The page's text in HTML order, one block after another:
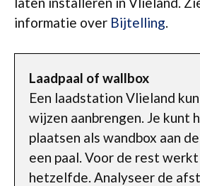
informatie over Bijtelling.
Laadpaal of wallbox
Een laadstation Vlieland
wijzen aanbrengen. Je kunt
plaatsen als wandbox aan
een paal. Voor de rest
hetzelfde. Analyseer de